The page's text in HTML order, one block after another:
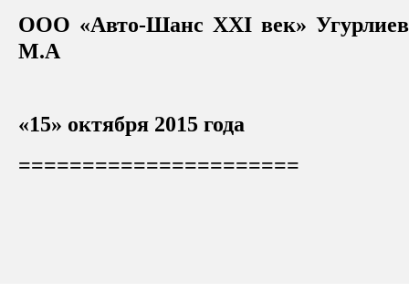
ООО «Авто-Шанс XXI век» Угурлиев
М.А
«15» октября 2015 года
======================